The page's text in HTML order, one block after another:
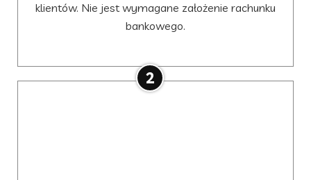
klientów. Nie jest wymagane założenie rachunku
bankowego.
2